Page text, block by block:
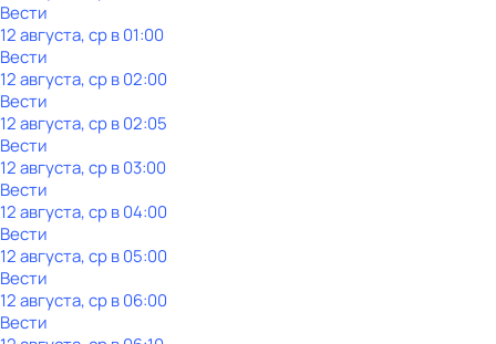
Вести
12 августа, ср в 01:00
Вести
12 августа, ср в 02:00
Вести
12 августа, ср в 02:05
Вести
12 августа, ср в 03:00
Вести
12 августа, ср в 04:00
Вести
12 августа, ср в 05:00
Вести
12 августа, ср в 06:00
Вести